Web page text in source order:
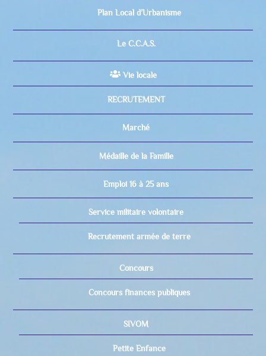
Plan Local d’Urbanisme
Le C.C.A.S.
Vie locale
RECRUTEMENT
Marché
Médaille de la Famille
Emploi 16 à 25 ans
Service militaire volontaire
Recrutement armée de terre
Concours
Concours finances publiques
SIVOM
Petite Enfance